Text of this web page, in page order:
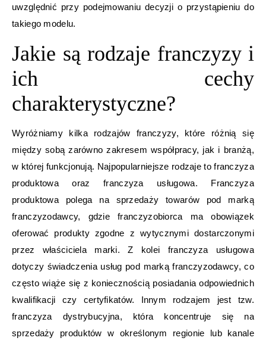
uwzględnić przy podejmowaniu decyzji o przystąpieniu do
takiego modelu.
Jakie są rodzaje franczyzy i
ich cechy
charakterystyczne?
Wyróżniamy kilka rodzajów franczyzy, które różnią się
między sobą zarówno zakresem współpracy, jak i branżą,
w której funkcjonują. Najpopularniejsze rodzaje to franczyza
produktowa oraz franczyza usługowa. Franczyza
produktowa polega na sprzedaży towarów pod marką
franczyzodawcy, gdzie franczyzobiorca ma obowiązek
oferować produkty zgodne z wytycznymi dostarczonymi
przez właściciela marki. Z kolei franczyza usługowa
dotyczy świadczenia usług pod marką franczyzodawcy, co
często wiąże się z koniecznością posiadania odpowiednich
kwalifikacji czy certyfikatów. Innym rodzajem jest tzw.
franczyza dystrybucyjna, która koncentruje się na
sprzedaży produktów w określonym regionie lub kanale